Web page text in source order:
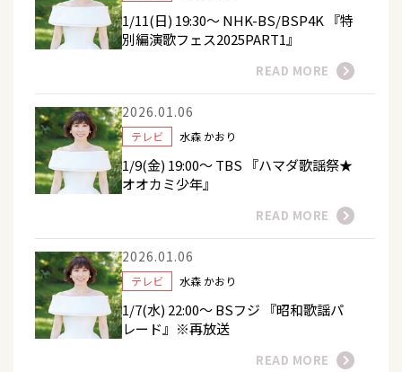
1/11(日) 19:30～ NHK-BS/BSP4K 『特
別編演歌フェス2025PART1』
READ MORE
2026.01.06
テレビ 水森 かおり
1/9(金) 19:00～ TBS 『ハマダ歌謡祭★
オオカミ少年』
READ MORE
2026.01.06
テレビ 水森 かおり
1/7(水) 22:00～ BSフジ 『昭和歌謡パ
レード』※再放送
READ MORE